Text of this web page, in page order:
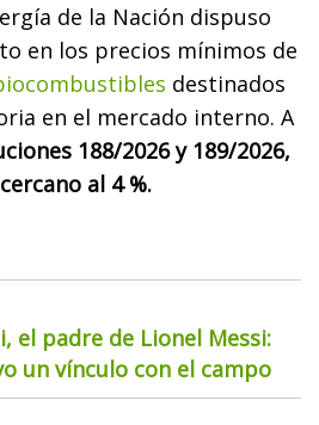
de la Nación dispuso
en los precios mínimos de
destinados
en el mercado interno. A
188/2026 y 189/2026,
al 4 %.
el padre de Lionel Messi:
un vínculo con el campo